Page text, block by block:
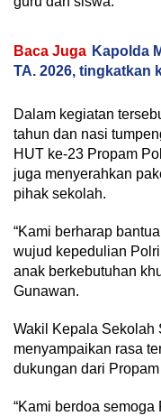
Baca Juga Kapolda
TA. 2026, tingkatkan
Dalam kegiatan
tahun dan nasi
HUT ke-23 Propam
juga menyerahkan
pihak sekolah.
“Kami berharap
wujud kepedulian
anak berkebutuhan
Gunawan.
Wakil Kepala Sekolah
menyampaikan rasa
dukungan dari
“Kami berdoa